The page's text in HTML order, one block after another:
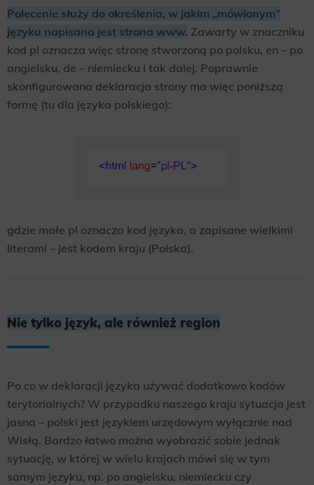
Polecenie służy do określenia, w jakim „mówionym”
języku napisana jest strona www. Zawarty w znaczniku
kod pl oznacza więc stronę stworzoną po polsku, en – po
angielsku, de – niemiecku i tak dalej. Poprawnie
skonfigurowana deklaracja strony ma więc poniższą
formę (tu dla języka polskiego):
gdzie małe pl oznacza kod języka, a zapisane wielkimi
literami – jest kodem kraju (Polska).
Nie tylko język, ale również region
Po co w deklaracji języka używać dodatkowo kodów
terytorialnych? W przypadku naszego kraju sytuacja jest
jasna – polski jest językiem urzędowym wyłącznie nad
Wisłą. Bardzo łatwo można wyobrazić sobie jednak
sytuację, w której w wielu krajach mówi się w tym
samym języku, np. po angielsku, niemiecku czy